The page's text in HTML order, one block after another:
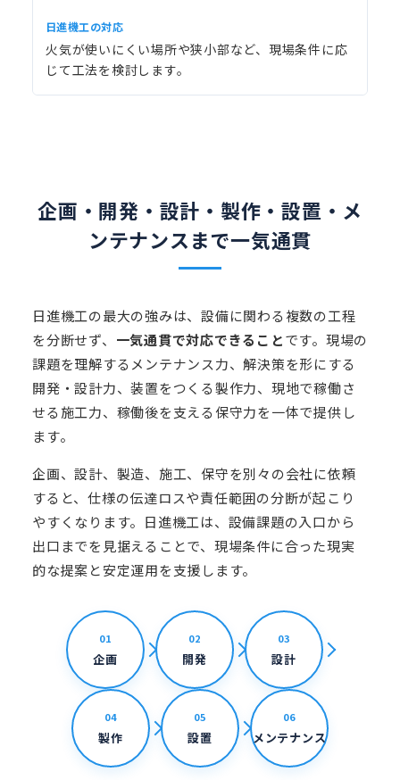
火気が使いにくい場所や狭小部など、現場条件に応
じて工法を検討します。
企画・開発・設計・製作・ 設置・メ
ンテナンスまで一気通貫
日進機工の最大の強みは、設備に関わる複数の工程
を分断せず、 一気通貫で対応できることです。現場の
課題を理解するメンテナンス力、解決策を形にする
開発・設計力、装置をつくる製作力、現地で稼働さ
せる施工力、稼働後を支える保守力を一体で提供し
ます。
企画、設計、製造、施工、保守を別々の会社に依頼
すると、仕様の伝達ロスや責任範囲の分断が起こり
やすくなります。日進機工は、設備課題の入口から
出口までを見据えることで、現場条件に合った現実
的な提案と安定運用を支援します。
01
企画
02
開発
03
設計
04
製作
05
設置
06
メンテナンス